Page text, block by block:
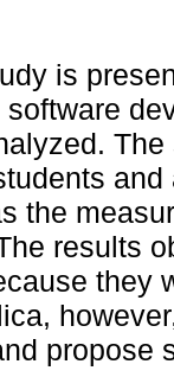
is
the
results
they
propose